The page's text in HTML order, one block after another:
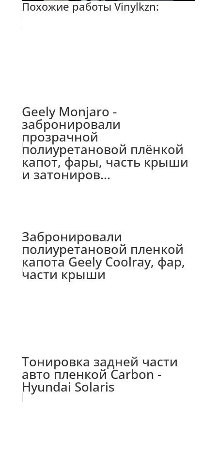
Похожие работы Vinylkzn:
Geely Monjaro -
забронировали
прозрачной
полиуретановой плёнкой
капот, фары, часть крыши
и затониров...
Забронировали
полиуретановой пленкой
капота Geely Coolray, фар,
части крыши
Тонировка задней части
авто пленкой Carbon -
Hyundai Solaris